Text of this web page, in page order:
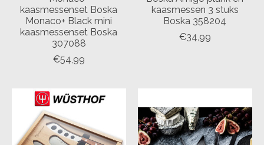
kaasmessenset Boska
Monaco+ Black mini
kaasmessenset Boska
307088
€54,99
kaasmessen 3 stuks
Boska 358204
€34,99